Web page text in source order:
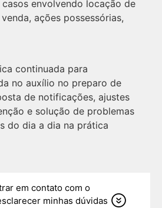
envolvendo locação de
ações possessórias,
continuada para
no auxílio no preparo de
de notificações, ajustes
e solução de problemas
do dia a dia na prática
em contato com o
minhas dúvidas